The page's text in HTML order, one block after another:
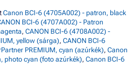
Canon BCI-6 (4705A002) - patron, black
BCI-6 (4707A002) - Patron
, CANON BCI-6 (4708A002) -
yellow (sárga), CANON BCI-6
PREMIUM, cyan (azúrkék), Canon
photo cyan (foto azúrkék), Canon BCI-6